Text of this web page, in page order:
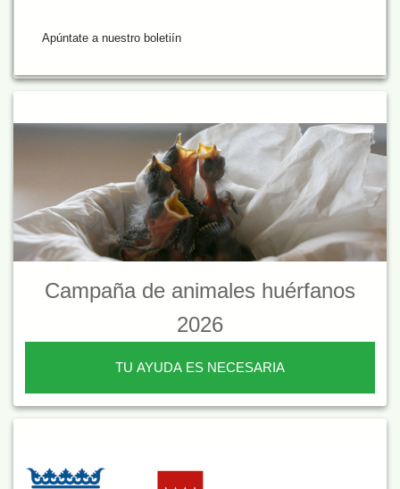
Apúntate a nuestro boletiín
Campaña de animales huérfanos
2026
TU AYUDA ES NECESARIA